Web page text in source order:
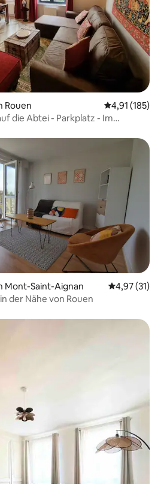
Rouen
4,91 (185)
die Abtei - Parkplatz - Im
Mont-Saint-Aignan
4,97 (31)
der Nähe von Rouen